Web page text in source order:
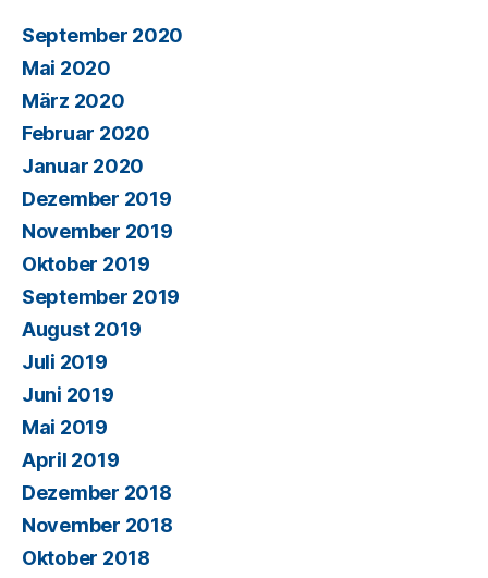
September 2020
Mai 2020
März 2020
Februar 2020
Januar 2020
Dezember 2019
November 2019
Oktober 2019
September 2019
August 2019
Juli 2019
Juni 2019
Mai 2019
April 2019
Dezember 2018
November 2018
Oktober 2018